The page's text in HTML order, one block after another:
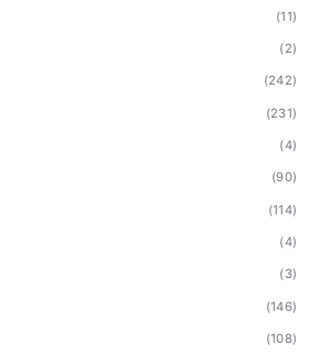
(11)
(2)
(242)
(231)
(4)
(90)
(114)
(4)
(3)
(146)
(108)